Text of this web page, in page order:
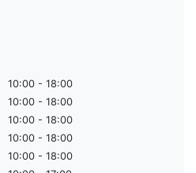
10:00 - 18:00
10:00 - 18:00
10:00 - 18:00
10:00 - 18:00
10:00 - 18:00